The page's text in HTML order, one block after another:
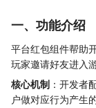
一、功能介绍
平台红包组件帮助
玩家邀请好友进入游
核心机制 ：开发者
户做对应行为产生